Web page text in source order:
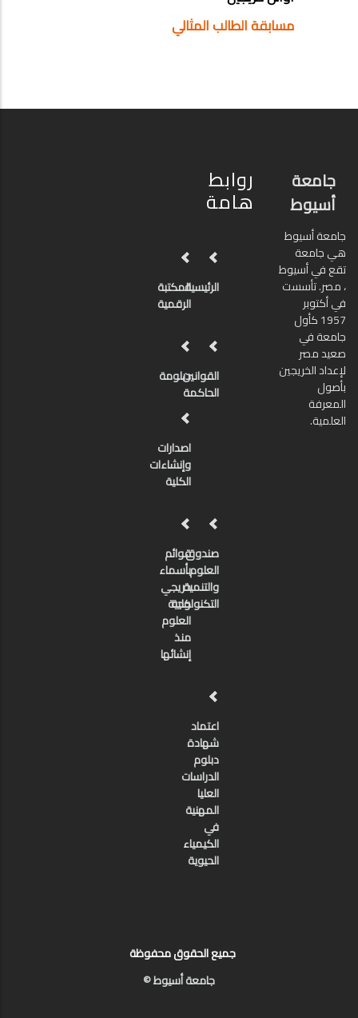
مسابقة الطالب المثالي
جامعة
أسيوط
جامعة أسيوط
هي جامعة
تقع في أسيوط
، مصر. تأسست
في أكتوبر
1957 كأول
جامعة في
صعيد مصر
لإعداد الخريجين
بأصول
المعرفة
العلمية.
روابط
هامة
الرئيسيةالمكتبة
الرقمية
القوانين
الحاكمة
دبلومة
اصدارات
وإنشاءات
الكلية
صندوق
العلوم
والتنمية
التكنولوجية
قوائم
بأسماء
خريجي
كلية
العلوم
منذ
إنشائها
اعتماد
شهادة
دبلوم
الدراسات
العليا
المهنية
في
الكيمياء
الحيوية
جميع الحقوق محفوظة
جامعة أسيوط ©